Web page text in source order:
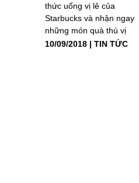
thức uống vị lê của
Starbucks và nhận ngay
những món quà thú vị
10/09/2018
TIN TỨC